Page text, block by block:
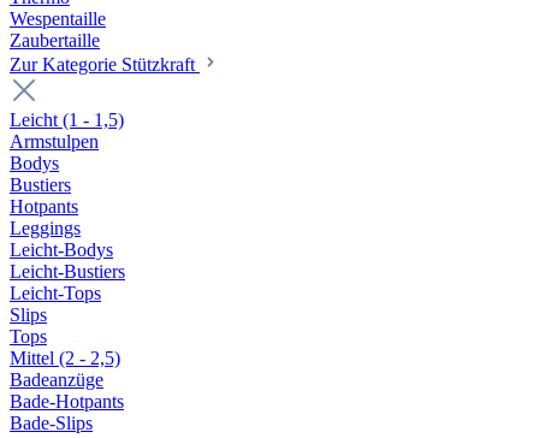
Wespentaille
Zaubertaille
Zur Kategorie Stützkraft
Leicht (1 - 1,5)
Armstulpen
Bodys
Bustiers
Hotpants
Leggings
Leicht-Bodys
Leicht-Bustiers
Leicht-Tops
Slips
Tops
Mittel (2 - 2,5)
Badeanzüge
Bade-Hotpants
Bade-Slips